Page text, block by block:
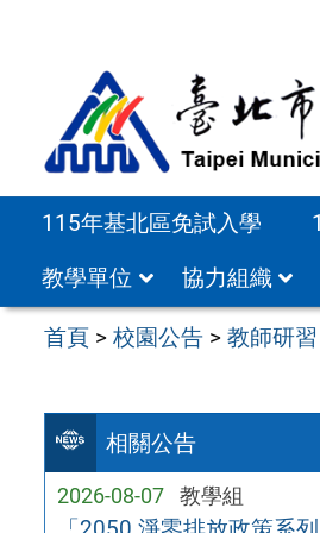
115年基北區免試入學
教學單位
協力組織
首頁 >校園公告 >教師研習
相關公告
2026-08-07 教學組